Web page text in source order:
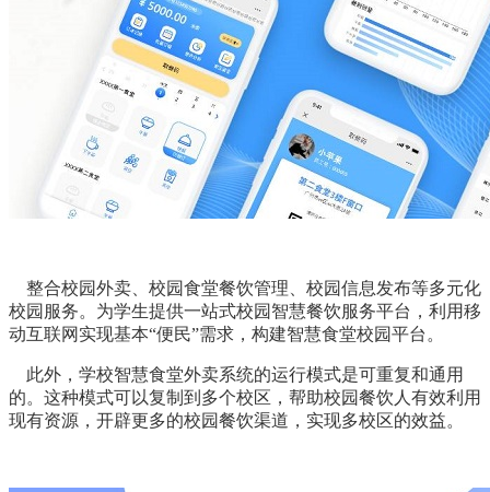
整合校园外卖、校园食堂餐饮管理、校园信息发布等多元化
校园服务。为学生提供一站式校园智慧餐饮服务平台，利用移
动互联网实现基本“便民”需求，构建智慧食堂校园平台。
此外，学校智慧食堂外卖系统的运行模式是可重复和通用
的。这种模式可以复制到多个校区，帮助校园餐饮人有效利用
现有资源，开辟更多的校园餐饮渠道，实现多校区的效益。